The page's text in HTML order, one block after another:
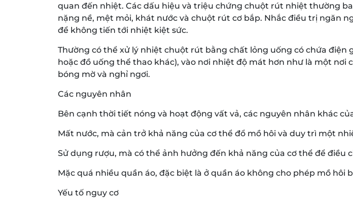
quan đến nhiệt. Các dấu hiệu và triệu chứng chuột rút nhiệt thường
nặng nề, mệt mỏi, khát nước và chuột rút cơ bắp. Nhắc điều trị ngăn
để không tiến tới nhiệt kiệt sức.
Thường có thể xử lý nhiệt chuột rút bằng chất lỏng uống có chứa điện
hoặc đồ uống thể thao khác), vào nơi nhiệt độ mát hơn như là một nơi
bóng mờ và nghỉ ngơi.
Các nguyên nhân
Bên cạnh thời tiết nóng và hoạt động vất vả, các nguyên nhân khác
Mất nước, mà cản trở khả năng của cơ thể đổ mồ hôi và duy trì một
Sử dụng rượu, mà có thể ảnh hưởng đến khả năng của cơ thể để điều
Mặc quá nhiều quần áo, đặc biệt là ở quần áo không cho phép mồ hôi
Yếu tố nguy cơ